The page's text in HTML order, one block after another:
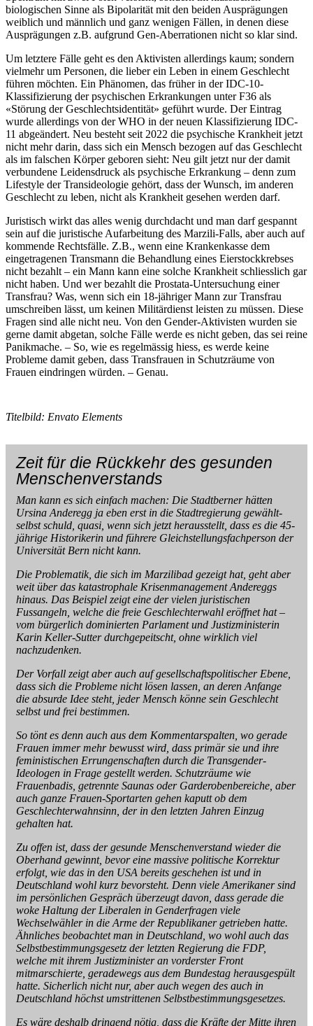
biologischen Sinne als Bipolarität mit den beiden Ausprägungen
weiblich und männlich und ganz wenigen Fällen, in denen diese
Ausprägungen z.B. aufgrund Gen-Aberrationen nicht so klar sind.
Um letztere Fälle geht es den Aktivisten allerdings kaum; sondern
vielmehr um Personen, die lieber ein Leben in einem Geschlecht
führen möchten. Ein Phänomen, das früher in der IDC-10-
Klassifizierung der psychischen Erkrankungen unter F36 als
«Störung der Geschlechtsidentität» geführt wurde. Der Eintrag
wurde allerdings von der WHO in der neuen Klassifizierung IDC-
11 abgeändert. Neu besteht seit 2022 die psychische Krankheit jetzt
nicht mehr darin, dass sich ein Mensch bezogen auf das Geschlecht
als im falschen Körper geboren sieht: Neu gilt jetzt nur der damit
verbundene Leidensdruck als psychische Erkrankung – denn zum
Lifestyle der Transideologie gehört, dass der Wunsch, im anderen
Geschlecht zu leben, nicht als Krankheit gesehen werden darf.
Juristisch wirkt das alles wenig durchdacht und man darf gespannt
sein auf die juristische Aufarbeitung des Marzili-Falls, aber auch auf
kommende Rechtsfälle. Z.B., wenn eine Krankenkasse dem
eingetragenen Transmann die Behandlung eines Eierstockkrebses
nicht bezahlt – ein Mann kann eine solche Krankheit schliesslich gar
nicht haben. Und wer bezahlt die Prostata-Untersuchung einer
Transfrau? Was, wenn sich ein 18-jähriger Mann zur Transfrau
umschreiben lässt, um keinen Militärdienst leisten zu müssen. Diese
Fragen sind alle nicht neu. Von den Gender-Aktivisten wurden sie
gerne damit abgetan, solche Fälle werde es nicht geben, das sei reine
Panikmache. – So, wie es regelmässig hiess, es werde keine
Probleme damit geben, dass Transfrauen in Schutzräume von
Frauen eindringen würden. – Genau.
Titelbild: Envato Elements
Zeit für die Rückkehr des gesunden
Menschenverstands
Man kann es sich einfach machen: Die Stadtberner hätten
Ursina Anderegg ja eben erst in die Stadtregierung gewählt-
selbst schuld, quasi, wenn sich jetzt herausstellt, dass es die 45-
jährige Historikerin und führere Gleichstellungsfachperson der
Universität Bern nicht kann.
Die Problematik, die sich im Marzilibad gezeigt hat, geht aber
weit über das katastrophale Krisenmanagement Andereggs
hinaus. Das Beispiel zeigt eine der vielen juristischen
Fussangeln, welche die freie Geschlechterwahl eröffnet hat –
vom bürgerlich dominierten Parlament und Justizministerin
Karin Keller-Sutter durchgepeitscht, ohne wirklich viel
nachzudenken.
Der Vorfall zeigt aber auch auf gesellschaftspolitischer Ebene,
dass sich die Probleme nicht lösen lassen, an deren Anfange
die absurde Idee steht, jeder Mensch könne sein Geschlecht
selbst und frei bestimmen.
So tönt es denn auch aus dem Kommentarspalten, wo gerade
Frauen immer mehr bewusst wird, dass primär sie und ihre
feministischen Errungenschaften durch die Transgender-
Ideologen in Frage gestellt werden. Schutzräume wie
Frauenbadis, getrennte Saunas oder Garderobenbereiche, aber
auch ganze Frauen-Sportarten gehen kaputt ob dem
Geschlechterwahnsinn, der in den letzten Jahren Einzug
gehalten hat.
Zu offen ist, dass der gesunde Menschenverstand wieder die
Oberhand gewinnt, bevor eine massive politische Korrektur
erfolgt, wie das in den USA bereits geschehen ist und in
Deutschland wohl kurz bevorsteht. Denn viele Amerikaner sind
im persönlichen Gespräch überzeugt davon, dass gerade die
woke Haltung der Liberalen in Genderfragen viele
Wechselwähler in die Arme der Republikaner getrieben hatte.
Ähnliches beobachtet man in Deutschland, wo wohl auch das
Selbstbestimmungsgesetz der letzten Regierung die FDP,
welche mit ihrem Justizminister an vorderster Front
mitmarschierte, geradewegs aus dem Bundestag herausgespült
hatte. Sicherlich nicht nur, aber auch wegen des auch in
Deutschland höchst umstrittenen Selbstbestimmungsgesetzes.
Es wäre deshalb dringend nötig, dass die Kräfte der Mitte ihren